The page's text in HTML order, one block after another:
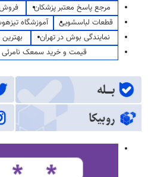
مرجع پاسخ معتبر پزشکان
فروش
قطعات لباسشویی
آموزشگاه
نمایندگی بوش در تهران
قیمت و خرید سمعک نامرئی